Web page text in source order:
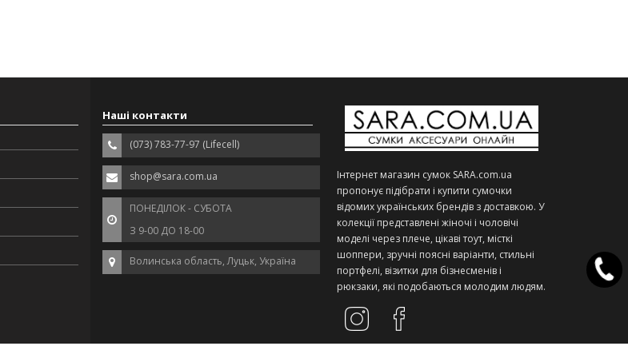
Наші контакти
(073) 783-77-97 (Lifecell)
shop@sara.com.ua
ПОНЕДІЛОК - СУБОТА
З 9-00 ДО 18-00
Волинська область, Луцьк, Україна
Інтернет магазин сумок SARA.com.ua
пропонує підібрати і купити сумочки
відомих українських брендів з доставкою. У
колекції представлені жіночі і чоловічі
моделі через плече, цікаві тоут, місткі
шоппери, зручні поясні варіанти, стильні
портфелі, візитки для бізнесменів і
рюкзаки, які подобаються молодим людям.